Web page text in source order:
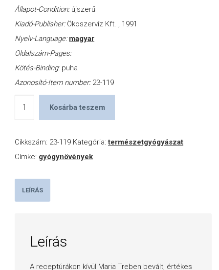
Állapot-Condition: újszerű
Kiadó-Publisher: Ökoszervíz Kft. , 1991
Nyelv-Language: magyar
Oldalszám-Pages:
Kötés-Binding: puha
Azonosító-Item number: 23-119
Kosárba teszem
Cikkszám: 23-119 Kategória:természetgyógyászat
Címke: gyógynövények
LEÍRÁS
Leírás
A receptúrákon kívül Maria Treben bevált, értékes